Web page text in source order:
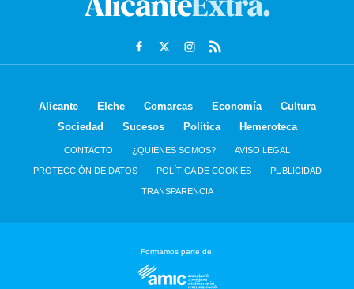
Alicante Elche Comarcas Economía
Cultura
Sociedad
Sucesos Política Hemeroteca
CONTACTO ¿QUIENES SOMOS? AVISO LEGAL
PROTECCIÓN DE DATOS POLÍTICA DE COOKIES PUBLICIDAD
TRANSPARENCIA
Formamos parte de: